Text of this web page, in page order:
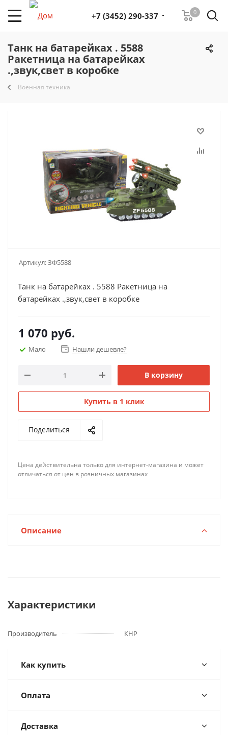
0
+7 (3452) 290-337
Танк на батарейках . 5588
Ракетница на батарейках
.,звук,свет в коробке
Военная техника
Артикул:ЗФ5588
Танк на батарейках . 5588 Ракетница на
батарейках .,звук,свет в коробке
1 070 руб.
Мало Нашли дешевле?
В корзину
Купить в 1 клик
Поделиться
Цена действительна только для интернет-магазина и может
отличаться от цен в розничных магазинах
Описание
Характеристики
Производитель КНР
Как купить
Оплата
Доставка